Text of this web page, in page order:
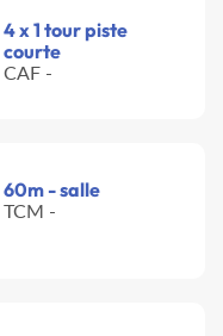
4 x 1 tour piste
courte
CAF -
60m - salle
TCM -